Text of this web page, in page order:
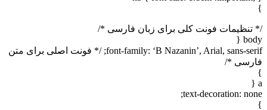
}
/* تنظیمات فونت کلی برای زبان فارسی */
body {
font-family: ‘B Nazanin’, Arial, sans-serif; /* فونت اصلی برای متن
فارسی */
}
a {
text-decoration: none;
}